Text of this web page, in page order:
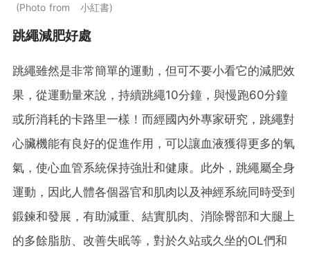
Photo from 小紅書
跳繩減肥好處
跳繩雖然是非常簡單的運動，但可不要小看它的減肥效
果，從運動量來說，持續跳繩10分鐘，與慢跑60分鐘
或所消耗的卡路里一樣！而經國內外專家研究，跳繩對
心臟機能有良好的促進作用，可以讓血液獲得更多的氧
氣，使心血管系統保持強壯和健康。此外，跳繩屬全身
運動，因此人體各個器官和肌肉以及神經系統同時受到
鍛鍊和發展，有助減重、結實肌肉、消除臀部和大腿上
的多餘脂肪、改善失眠等，對於久站或久坐的OL們和